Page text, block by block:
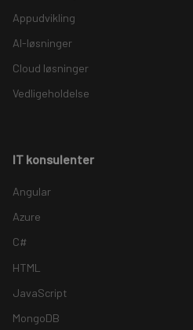
Appudvikling
AI-løsninger
Cloud løsninger
Vedligeholdelse
IT konsulenter
Angular
Azure
C#
HTML
JavaScript
MongoDB